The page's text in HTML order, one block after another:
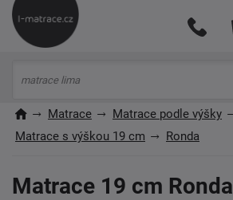
Matrace
Matrace podle výšky
Matrace s výškou 19 cm
Ronda
Matrace 19 cm Ronda